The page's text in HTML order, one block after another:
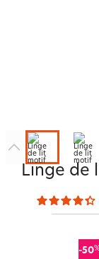
Linge de
-50